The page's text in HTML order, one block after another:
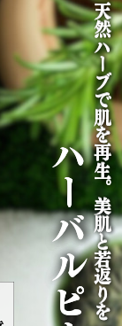
天然ハーブで肌を再生。美肌と若返りを一度に実感
天然ハーブで肌を再生。美肌と若返りを一度に実感
天然ハーブで肌を再生。美肌と若返りを一度に実感
ハーバルピール
ハーバルピール
ハーバルピール